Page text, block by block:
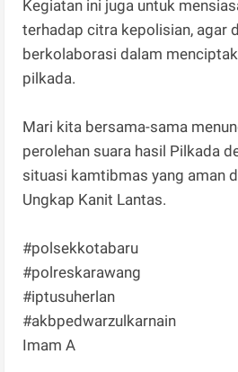
Kegiatan ini juga untuk
terhadap citra kepolisian, agar
berkolaborasi dalam
pilkada.
Mari kita bersama-sama
perolehan suara hasil Pilkada
situasi kamtibmas yang aman
Ungkap Kanit Lantas.
#polsekkotabaru
#polreskarawang
#iptusuherlan
#akbpedwarzulkarnain
Imam A